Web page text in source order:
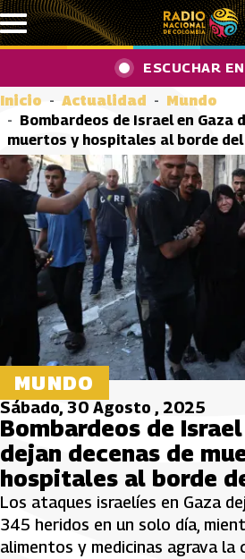
Pasar al contenido principal
ESCUCHAR
Inicio Actualidad
Mundo
Bombardeos de Israel en Gaza
muertos y hospitales al borde
MUNDO
Sábado, 30 Agosto , 2025
Bombardeos de
dejan decenas de
hospitales al borde
Los ataques israelíes en Gaza
345 heridos en un solo día,
alimentos y medicinas agrava la